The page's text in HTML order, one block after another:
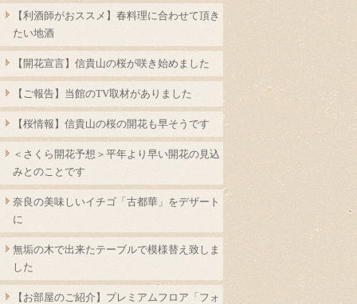
【利酒師がおススメ】春料理に合わせて頂き
たい地酒
【開花宣言】信貴山の桜が咲き始めました
【ご報告】当館のTV取材がありました
【桜情報】信貴山の桜の開花も早そうです
＜さくら開花予想＞平年より早い開花の見込
みとのことです
奈良の美味しいイチゴ「古都華」をデザート
に
無垢の木で出来たテーブルで模様替え致しま
した
【お部屋のご紹介】プレミアムフロア「フォ